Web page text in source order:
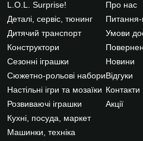
L.O.L. Surprise!
Деталі, сервіс, тюнинг
Дитячий транспорт
Конструктори
Сезонні іграшки
Сюжетно-рольові набори
Настільні ігри та мозаїки
Розвиваючі іграшки
Кухні, посуда, маркет
Машинки, техніка
Про нас
Питання-
Умови
Новини
Відгуки
Контакти
Акції